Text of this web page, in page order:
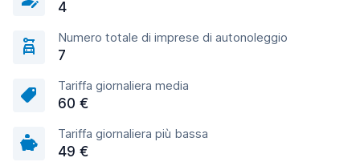
4
Numero totale di imprese di autonoleggio
7
Tariffa giornaliera media
60 €
Tariffa giornaliera più bassa
49 €